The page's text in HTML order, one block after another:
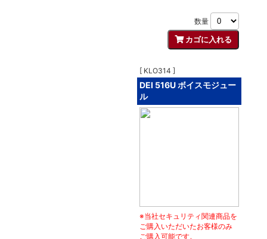
数量
[ KLO314 ]
DEI 516U ボイスモジュー
ル
※当社セキュリティ関連商品を
ご購入いただいたお客様のみ
ご購入可能です。